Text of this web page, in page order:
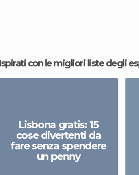
Ispirati con le migliori liste degli
Lisbona gratis: 15
cose divertenti da
fare senza spendere
un penny